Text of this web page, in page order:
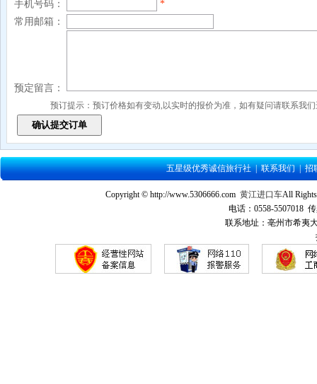
手机号码：
*
常用邮箱：
预定留言：
预订提示：预订价格如有变动,以实时的报价为准，如有疑问请联系我们
五星级优秀诚信旅行社|联系我们|招
Copyright © http://www.5306666.com 黄江进口车All
电话：0558-5507018
联系地址：亳州市希夷